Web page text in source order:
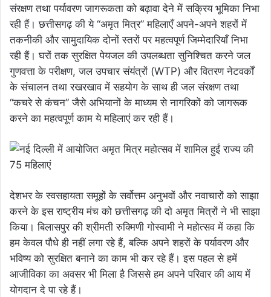
संरक्षण तथा पर्यावरण जागरूकता को बढ़ावा देने में सक्रिय भूमिका निभा
रही हैं। छत्तीसगढ़ की ये “अमृत मित्र” महिलाएँ अपने-अपने शहरों में
तकनीकी और सामुदायिक दोनों स्तरों पर महत्वपूर्ण जिम्मेदारियाँ निभा
रही हैं। घरों तक सुरक्षित पेयजल की उपलब्धता सुनिश्चित करने जल
गुणवत्ता के परीक्षण, जल उपचार संयंत्रों (WTP) और वितरण नेटवर्कों
के संचालन तथा रखरखाव में सहयोग के साथ ही जल संरक्षण तथा
“कचरे से कंचन” जैसे अभियानों के माध्यम से नागरिकों को जागरूक
करने का महत्वपूर्ण काम ये महिलाएं कर रही हैं।
देशभर के स्वसहायता समूहों के सर्वोत्तम अनुभवों और नवाचारों को साझा
करने के इस राष्ट्रीय मंच को छत्तीसगढ़ की दो अमृत मित्रों ने भी साझा
किया। बिलासपुर की श्रीमती रुक्मिणी गोस्वामी ने महोत्सव में कहा कि
हम केवल पौधे ही नहीं लगा रहे हैं, बल्कि अपने शहरों के पर्यावरण और
भविष्य को सुरक्षित बनाने का काम भी कर रहे हैं। इस पहल से हमें
आजीविका का अवसर भी मिला है जिससे हम अपने परिवार की आय में
योगदान दे पा रहे हैं।